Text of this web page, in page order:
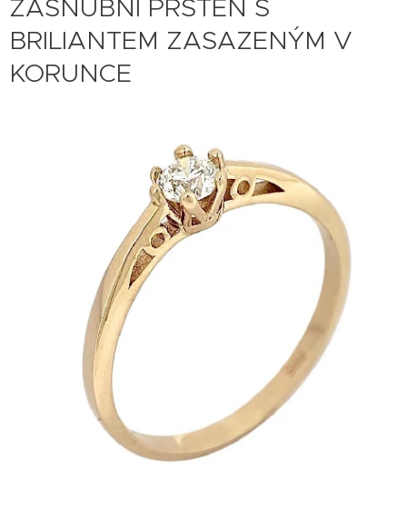
ZÁSNUBNÍ PRSTEN S
BRILIANTEM ZASAZENÝM V
KORUNCE